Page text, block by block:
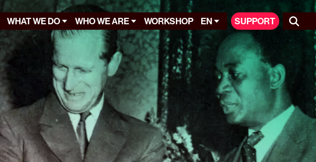
WHAT WE DO WHO WE ARE WORKSHOP EN SUPPORT